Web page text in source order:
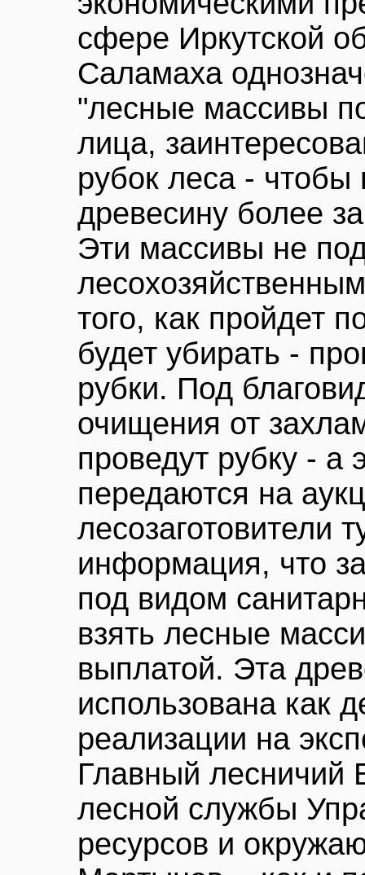
сфере Иркутской
Саламаха
"лесные массивы
лица,
рубок леса -
древесину более
Эти массивы не
того, как пройдет
будет убирать -
рубки. Под
очищения от
проведут рубку - а
передаются на
лесозаготовители
информация, что
под видом
взять лесные
выплатой. Эта
использована как
реализации на
Главный лесничий
лесной службы
ресурсов и